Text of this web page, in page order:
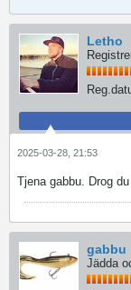
Letho
2025-03-28, 21:53
Tjena gabbu. Drog
gabbu
Jädda